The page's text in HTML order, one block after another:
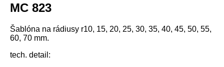
MC 823
Šablóna na rádiusy r10, 15, 20, 25, 30, 35, 40, 45, 50, 55,
60, 70 mm.
tech. detail: